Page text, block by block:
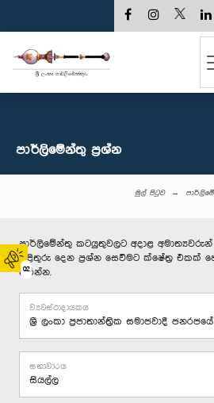
02
පාර්ලි‌මේන්තු‌ ප්‍රශ්න
මුල් පිටුව
පාර්ලිමේන්තු කටයුතුවලට අදාළ
පිළිතුරු දෙන ප්‍රශ්න සෙවීමට ක්ෂේත්‍ර
කරන්න.
ව්‍යවස්ථාදායකය
සභාවාරය